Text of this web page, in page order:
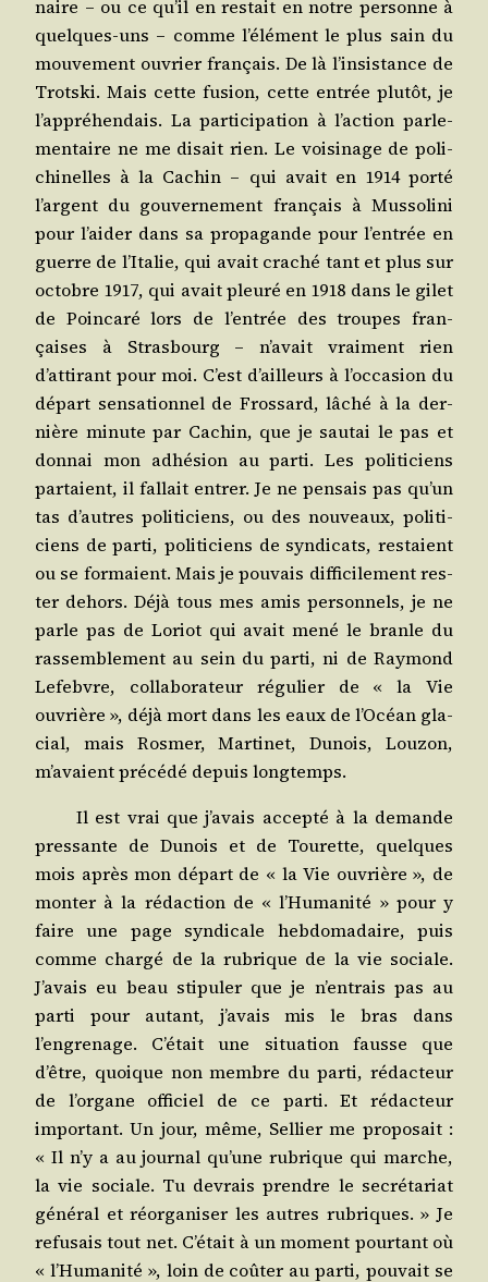
naire – ou ce qu’il en res­tait en notre per­sonne à
quelques-uns – comme l’élément le plus sain du
mou­ve­ment ouvrier fran­çais. De là l’insistance de
Trots­ki. Mais cette fusion, cette entrée plu­tôt, je
l’appréhendais. La par­ti­ci­pa­tion à l’action par­le­
men­taire ne me disait rien. Le voi­si­nage de poli­
chi­nelles à la Cachin – qui avait en 1914 por­té
l’argent du gou­ver­ne­ment fran­çais à Mus­so­li­ni
pour l’aider dans sa pro­pa­gande pour l’entrée en
guerre de l’Italie, qui avait cra­ché tant et plus sur
octobre 1917, qui avait pleu­ré en 1918 dans le gilet
de Poin­ca­ré lors de l’entrée des troupes fran­
çaises à Stras­bourg – n’avait vrai­ment rien
d’attirant pour moi. C’est d’ailleurs à l’occasion du
départ sen­sa­tion­nel de Fros­sard, lâché à la der­
nière minute par Cachin, que je sau­tai le pas et
don­nai mon adhé­sion au par­ti. Les poli­ti­ciens
par­taient, il fal­lait entrer. Je ne pen­sais pas qu’un
tas d’autres poli­ti­ciens, ou des nou­veaux, poli­ti­
ciens de par­ti, poli­ti­ciens de syn­di­cats, res­taient
ou se for­maient. Mais je pou­vais dif­fi­ci­le­ment res­
ter dehors. Déjà tous mes amis per­son­nels, je ne
parle pas de Loriot qui avait mené le branle du
ras­sem­ble­ment au sein du par­ti, ni de Ray­mond
Lefebvre, col­la­bo­ra­teur régu­lier de « la Vie
ouvrière », déjà mort dans les eaux de l’Océan gla­
cial, mais Ros­mer, Mar­ti­net, Dunois, Lou­zon,
m’avaient pré­cé­dé depuis longtemps.
Il est vrai que j’avais accep­té à la demande
pres­sante de Dunois et de Tou­rette, quelques
mois après mon départ de « la Vie ouvrière », de
mon­ter à la rédac­tion de « l’Humanité » pour y
faire une page syn­di­cale heb­do­ma­daire, puis
comme char­gé de la rubrique de la vie sociale.
J’avais eu beau sti­pu­ler que je n’entrais pas au
par­ti pour autant, j’avais mis le bras dans
l’engrenage. C’était une situa­tion fausse que
d’être, quoique non membre du par­ti, rédac­teur
de l’organe offi­ciel de ce par­ti. Et rédac­teur
impor­tant. Un jour, même, Sel­lier me pro­po­sait :
« Il n’y a au jour­nal qu’une rubrique qui marche,
la vie sociale. Tu devrais prendre le secré­ta­riat
géné­ral et réor­ga­ni­ser les autres rubriques. » Je
refu­sais tout net. C’était à un moment pour­tant où
« l’Humanité », loin de coû­ter au par­ti, pou­vait se